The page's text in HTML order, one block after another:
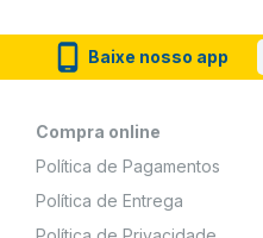
Baixe nosso app
Compra online
Política de Pagamentos
Política de Entrega